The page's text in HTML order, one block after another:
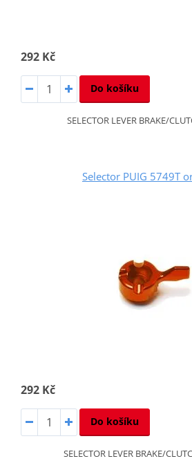
292 Kč
Do košíku
SELECTOR LEVER BRAKE/
Selector PUIG 5749T
292 Kč
Do košíku
SELECTOR LEVER BRAKE/